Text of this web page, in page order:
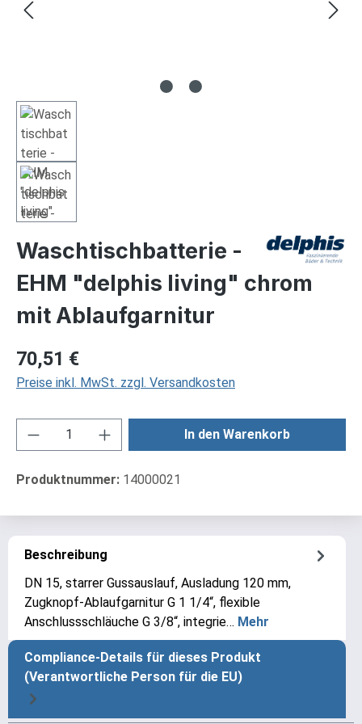
Waschtischbatterie -
EHM "delphis living" chrom
mit Ablaufgarnitur
Regulärer Preis:
70,51 €
Preise inkl. MwSt. zzgl. Versandkosten
Produkt Anzahl: Gib den gewünschten
In den Warenkorb
Produktnummer: 14000021
Beschreibung
DN 15, starrer Gussauslauf, Ausladung 120 mm,
Zugknopf-Ablaufgarnitur G 1 1/4“, flexible
Anschlussschläuche G 3/8“, integrie… Mehr
Compliance-Details für dieses Produkt
(Verantwortliche Person für die EU)